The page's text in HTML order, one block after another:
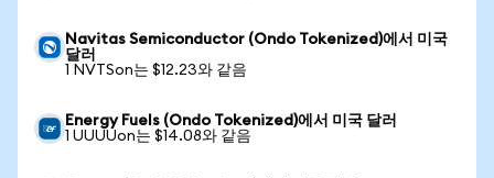
Navitas Semiconductor (Ondo Tokenized)에서 미국
달러
1 NVTSon는 $12.23와 같음
Energy Fuels (Ondo Tokenized)에서 미국 달러
1 UUUUon는 $14.08와 같음